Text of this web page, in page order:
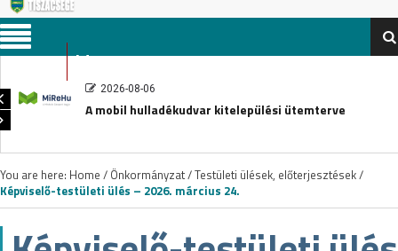
Menu
2026-08-06
A mobil hulladékudvar kitelepülési ütemterve
You are here: Home / Önkormányzat/Testületi ülések, előterjesztések/
Képviselő-testületi ülés – 2026. március 24.